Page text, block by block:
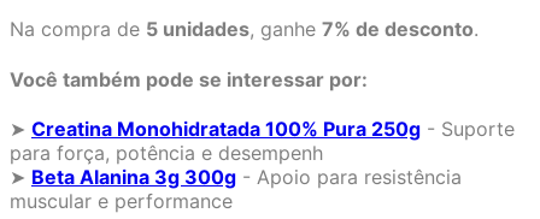
Na compra de 5 unidades, ganhe 7% de desconto.
Você também pode se interessar por:
➤ Creatina Monohidratada 100% Pura 250g - Suporte
para força, potência e desempenh
➤ Beta Alanina 3g 300g - Apoio para resistência
muscular e performance